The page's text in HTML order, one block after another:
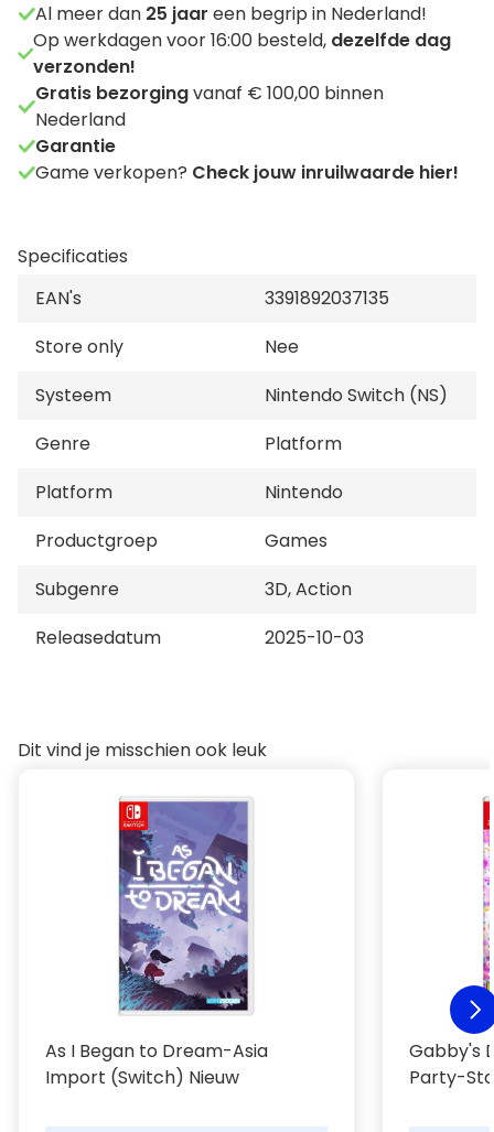
Al meer dan 25 jaar een begrip in Nederland!
Op werkdagen voor 16:00 besteld, dezelfde dag
verzonden!
Gratis bezorgingvanaf € 100,00 binnen
Nederland
Garantie
Game verkopen? Check jouw inruilwaarde hier!
Specificaties
EAN's
3391892037135
Store only
Nee
Systeem
Nintendo Switch (NS)
Genre
Platform
Platform
Nintendo
Productgroep
Games
Subgenre
3D, Action
Releasedatum
2025-10-03
Dit vind je misschien ook leuk
As I Began to Dream-Asia
Import (Switch) Nieuw
Gabby's
Party-